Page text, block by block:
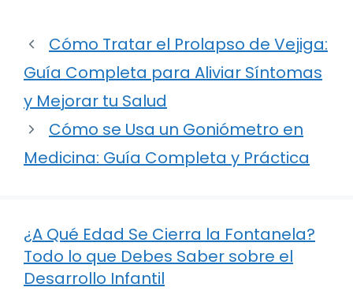
Cómo Tratar el Prolapso de Vejiga:
Guía Completa para Aliviar Síntomas
y Mejorar tu Salud
Cómo se Usa un Goniómetro en
Medicina: Guía Completa y Práctica
¿A Qué Edad Se Cierra la Fontanela?
Todo lo que Debes Saber sobre el
Desarrollo Infantil